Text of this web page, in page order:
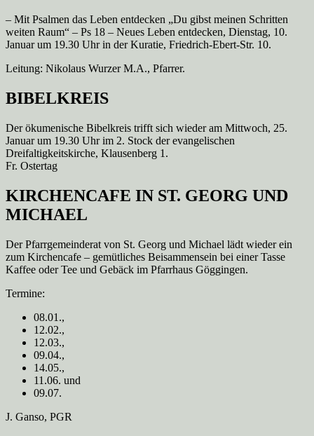
– Mit Psalmen das Leben entdecken „Du gibst meinen Schritten
weiten Raum“ – Ps 18 – Neues Leben entdecken, Dienstag, 10.
Januar um 19.30 Uhr in der Kuratie, Friedrich-Ebert-Str. 10.
Leitung: Nikolaus Wurzer M.A., Pfarrer.
BIBELKREIS
Der ökumenische Bibelkreis trifft sich wieder am Mittwoch, 25.
Januar um 19.30 Uhr im 2. Stock der evangelischen
Dreifaltigkeitskirche, Klausenberg 1.
Fr. Ostertag
KIRCHENCAFE IN ST. GEORG UND
MICHAEL
Der Pfarrgemeinderat von St. Georg und Michael lädt wieder ein
zum Kirchencafe – gemütliches Beisammensein bei einer Tasse
Kaffee oder Tee und Gebäck im Pfarrhaus Göggingen.
Termine:
08.01.,
12.02.,
12.03.,
09.04.,
14.05.,
11.06. und
09.07.
J. Ganso, PGR